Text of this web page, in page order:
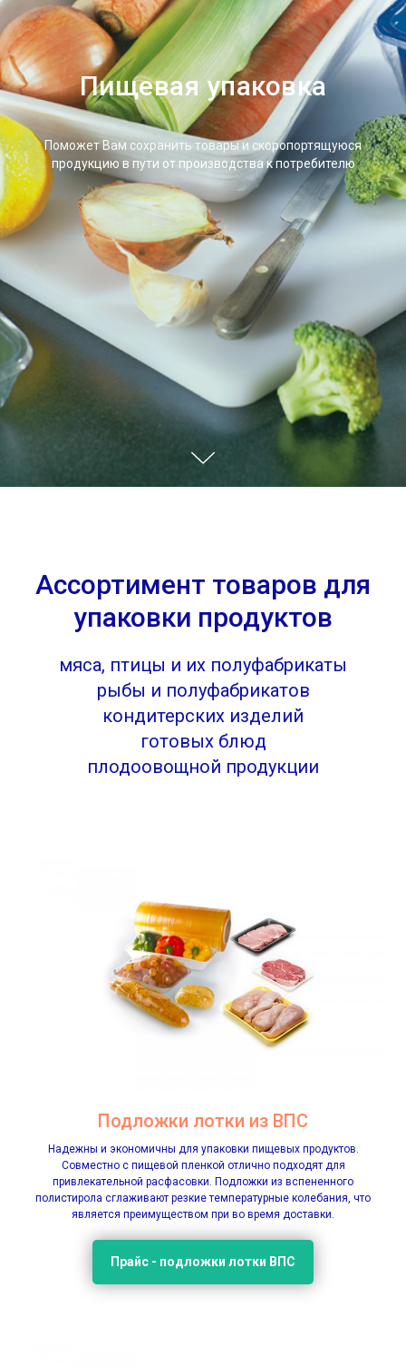
Пищевая упаковка
Поможет Вам сохранить товары и скоропортящуюся
продукцию в пути от производства к потребителю
Ассортимент товаров для
упаковки продуктов
мяса, птицы и их полуфабрикаты
рыбы и полуфабрикатов
кондитерских изделий
готовых блюд
плодоовощной продукции
Подложки лотки из ВПС
Надежны и экономичны для упаковки пищевых продуктов.
Совместно с пищевой пленкой отлично подходят для
привлекательной расфасовки. Подложки из вспененного
полистирола сглаживают резкие температурные колебания, что
является преимуществом при во время доставки.
Прайс - подложки лотки ВПС